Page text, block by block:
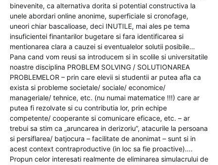
binevenite, ca alternativa dorita si potential constructiva la
unele abordari online anonime, superficiale si cronofage,
uneori chiar bascalioase, deci INUTILE, mai ales pe tema
insuficientei finantarilor bugetare si fara identificarea si
mentionarea clara a cauzei si eventualelor solutii posibile…
Pana cand vom reusi sa introducem si in scolile si universitatile
noastre disciplina PROBLEM SOLVING / SOLUTIONAREA
PROBLEMELOR – prin care elevii si studentii ar putea afla ca
exista si probleme societale/ sociale/ economice/
manageriale/ tehnice, etc. (nu numai matematice !!!) care ar
putea fi rezolvate si cu contributia lor, prin echipe
competente/ cooperante si comunicare eficace, etc. – ar
trebui sa stim ca „aruncarea in derizoriu”, atacurile la persoana
si persiflarea/ batjocura – facilitate de anonimat – sunt si in
acest context contraproductive (in loc sa fie proactive)….
Propun celor interesati realmente de eliminarea simulacrului de